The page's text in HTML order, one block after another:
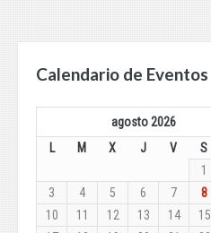
Calendario de Eventos
agosto 2026
L
M X J V S
1
3
4 5 6 7 8
10
11 12 13 14 15